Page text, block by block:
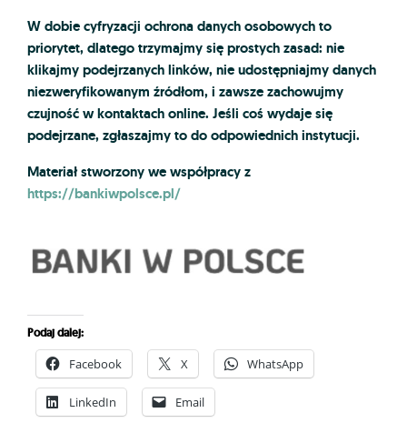
W dobie cyfryzacji ochrona danych osobowych to
priorytet, dlatego trzymajmy się prostych zasad: nie
klikajmy podejrzanych linków, nie udostępniajmy danych
niezweryfikowanym źródłom, i zawsze zachowujmy
czujność w kontaktach online. Jeśli coś wydaje się
podejrzane, zgłaszajmy to do odpowiednich instytucji.
Materiał stworzony we współpracy z
https://bankiwpolsce.pl/
Podaj dalej:
Facebook X WhatsApp
LinkedIn Email